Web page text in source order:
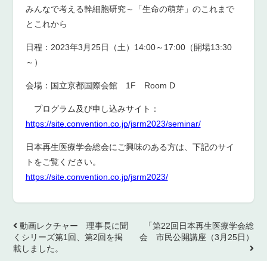
みんなで考える幹細胞研究～「生命の萌芽」のこれまで
とこれから
日程：2023年3月25日（土）14:00～17:00（開場13:30
～）
会場：国立京都国際会館 1F Room D
プログラム及び申し込みサイト：
https://site.convention.co.jp/jsrm2023/seminar/
日本再生医療学会総会にご興味のある方は、下記のサイ
トをご覧ください。
https://site.convention.co.jp/jsrm2023/
動画レクチャー 理事長に聞
くシリーズ第1回、第2回を掲
載しました。
「第22回日本再生医療学会総
会 市民公開講座（3月25日）